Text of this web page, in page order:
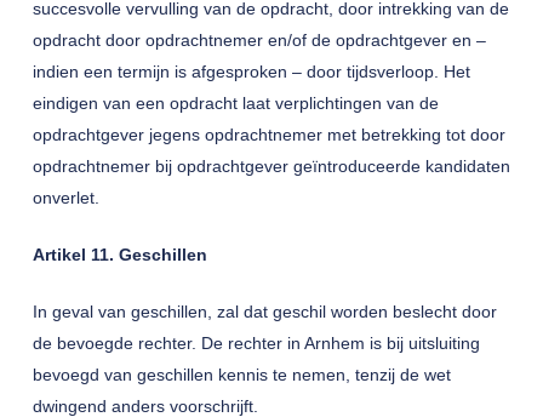
succesvolle vervulling van de opdracht, door intrekking van de
opdracht door opdrachtnemer en/of de opdrachtgever en –
indien een termijn is afgesproken – door tijdsverloop. Het
eindigen van een opdracht laat verplichtingen van de
opdrachtgever jegens opdrachtnemer met betrekking tot door
opdrachtnemer bij opdrachtgever geïntroduceerde kandidaten
onverlet.
Artikel 11. Geschillen
In geval van geschillen, zal dat geschil worden beslecht door
de bevoegde rechter. De rechter in Arnhem is bij uitsluiting
bevoegd van geschillen kennis te nemen, tenzij de wet
dwingend anders voorschrijft.